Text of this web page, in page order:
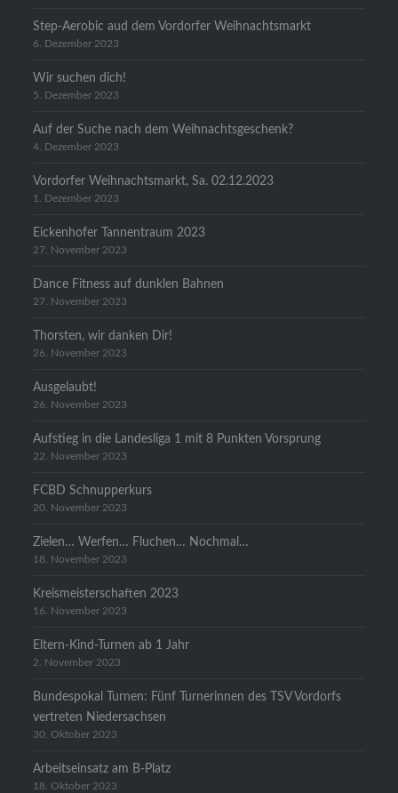
Step-Aerobic aud dem Vordorfer Weihnachtsmarkt
6. Dezember 2023
Wir suchen dich!
5. Dezember 2023
Auf der Suche nach dem Weihnachtsgeschenk?
4. Dezember 2023
Vordorfer Weihnachtsmarkt, Sa. 02.12.2023
1. Dezember 2023
Eickenhofer Tannentraum 2023
27. November 2023
Dance Fitness auf dunklen Bahnen
27. November 2023
Thorsten, wir danken Dir!
26. November 2023
Ausgelaubt!
26. November 2023
Aufstieg in die Landesliga 1 mit 8 Punkten Vorsprung
22. November 2023
FCBD Schnupperkurs
20. November 2023
Zielen… Werfen… Fluchen… Nochmal…
18. November 2023
Kreismeisterschaften 2023
16. November 2023
Eltern-Kind-Turnen ab 1 Jahr
2. November 2023
Bundespokal Turnen: Fünf Turnerinnen des TSV Vordorfs
vertreten Niedersachsen
30. Oktober 2023
Arbeitseinsatz am B-Platz
18. Oktober 2023